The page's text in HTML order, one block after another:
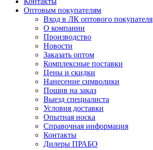
Оптовым покупателям
Вход в ЛК оптового покупателя
О компании
Производство
Новости
Заказать оптом
Комплексные поставки
Цены и скидки
Нанесение символики
Пошив на заказ
Выезд специалиста
Условия доставки
Опытная носка
Справочная информация
Контакты
Дилеры ПРАБО